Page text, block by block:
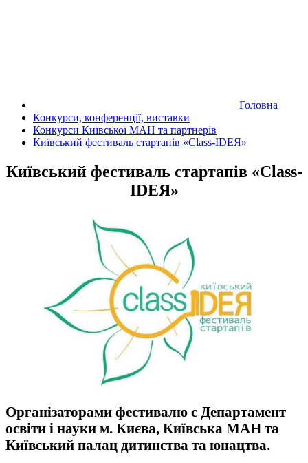
Головна
Конкурси, конференції, виставки
Конкурси Київської МАН та партнерів
Київський фестиваль стартапів «Class-IDEЯ»
Київський фестиваль стартапів «Class-
IDEЯ»
Організаторами фестивалю є Департамент
освіти і науки м. Києва, Київська МАН та
Київський палац дитинства та юнацтва.